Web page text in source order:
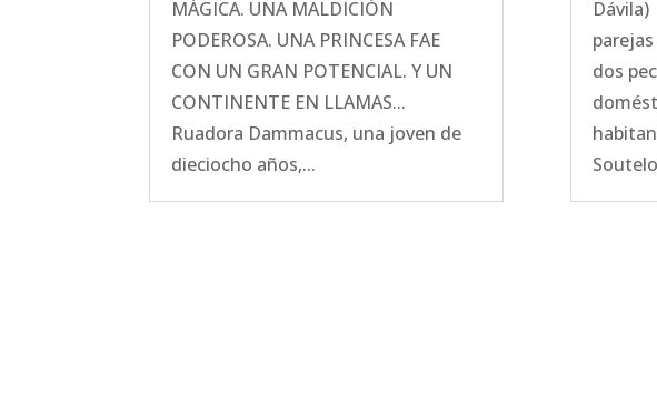
MÁGICA. UNA MALDICIÓN
PODEROSA. UNA PRINCESA FAE
CON UN GRAN POTENCIAL. Y UN
CONTINENTE EN LLAMAS...
Ruadora Dammacus, una joven de
dieciocho años,...
dos